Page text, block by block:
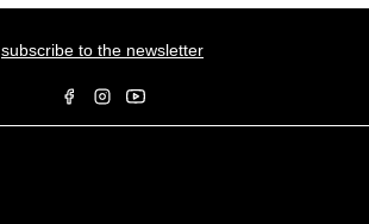
subscribe to the newsletter